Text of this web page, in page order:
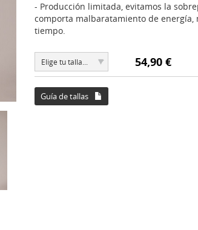
- Producción limitada, evitamos la
comporta malbaratamiento de energía,
tiempo.
Elige tu talla... ▾ 54,90 €
Guía de tallas